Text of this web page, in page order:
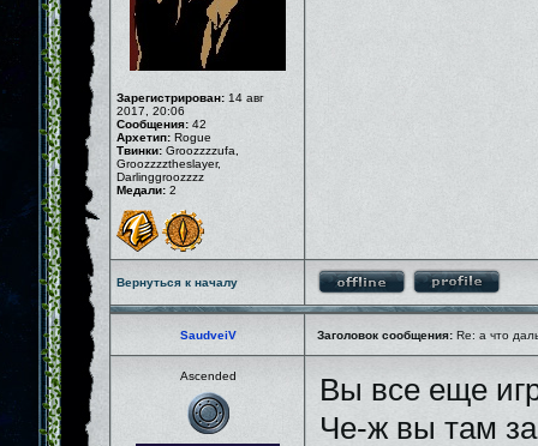
Зарегистрирован: 14 авг
2017, 20:06
Сообщения: 42
Архетип: Rogue
Твинки: Groozzzzufa,
Groozzzztheslayer,
Darlinggroozzzz
Медали: 2
Вернуться к началу
SaudveiV Заголовок сообщения: Re: а что
Ascended
Вы все еще
Че-ж вы там